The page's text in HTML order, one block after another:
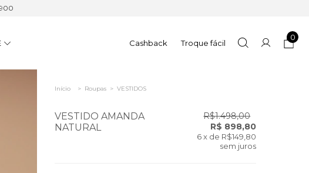
Cashback Troque fácil
0
Início > Roupas > VESTIDOS
VESTIDO AMANDA
NATURAL
R$1.498,00
R$ 898,80
6 x de R$149,80
sem juros